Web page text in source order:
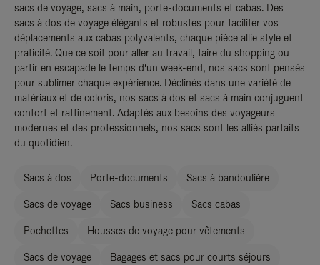
sacs de voyage, sacs à main, porte-documents et cabas. Des
sacs à dos de voyage élégants et robustes pour faciliter vos
déplacements aux cabas polyvalents, chaque pièce allie style et
praticité. Que ce soit pour aller au travail, faire du shopping ou
partir en escapade le temps d’un week-end, nos sacs sont pensés
pour sublimer chaque expérience. Déclinés dans une variété de
matériaux et de coloris, nos sacs à dos et sacs à main conjuguent
confort et raffinement. Adaptés aux besoins des voyageurs
modernes et des professionnels, nos sacs sont les alliés parfaits
du quotidien.
Sacs à dos Porte-documents Sacs à bandoulière
Sacs de voyage Sacs business Sacs cabas
Pochettes Housses de voyage pour vêtements
Sacs de voyage Bagages et sacs pour courts séjours